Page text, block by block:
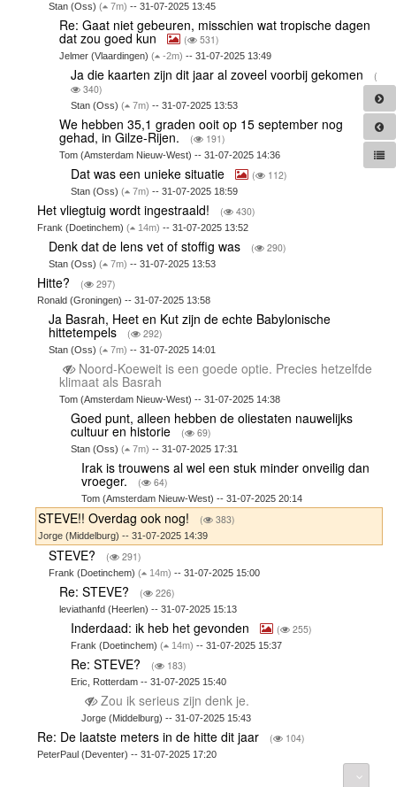
Stan (Oss) ( 7m) -- 31-07-2025 13:45
Re: Gaat niet gebeuren, misschien wat tropische dagen
dat zou goed kun ( 531)
Jelmer (Vlaardingen)( -2m) -- 31-07-2025 13:49
Ja die kaarten zijn dit jaar al zoveel voorbij gekomen
(
340)
Stan (Oss) ( 7m) -- 31-07-2025 13:53
We hebben 35,1 graden ooit op 15 september nog
gehad, in Gilze-Rijen. ( 191)
Tom (Amsterdam Nieuw-West) -- 31-07-2025 14:36
Dat was een unieke situatie ( 112)
Stan (Oss) ( 7m) -- 31-07-2025 18:59
Het vliegtuig wordt ingestraald! ( 430)
Frank (Doetinchem)( 14m) -- 31-07-2025 13:52
Denk dat de lens vet of stoffig was ( 290)
Stan (Oss) ( 7m) -- 31-07-2025 13:53
Hitte? ( 297)
Ronald (Groningen) -- 31-07-2025 13:58
Ja Basrah, Heet en Kut zijn de echte Babylonische
hittetempels ( 292)
Stan (Oss) ( 7m) -- 31-07-2025 14:01
Noord-Koeweit is een goede optie. Precies hetzelfde
klimaat als Basrah
Tom (Amsterdam Nieuw-West) -- 31-07-2025 14:38
Goed punt, alleen hebben de oliestaten nauwelijks
cultuur en historie ( 69)
Stan (Oss) ( 7m) -- 31-07-2025 17:31
Irak is trouwens al wel een stuk minder onveilig dan
vroeger. ( 64)
Tom (Amsterdam Nieuw-West) -- 31-07-2025 20:14
STEVE!! Overdag ook nog! ( 383)
Jorge (Middelburg) -- 31-07-2025 14:39
STEVE? ( 291)
Frank (Doetinchem) ( 14m) -- 31-07-2025 15:00
Re: STEVE? ( 226)
leviathanfd (Heerlen) -- 31-07-2025 15:13
Inderdaad: ik heb het gevonden ( 255)
Frank (Doetinchem) ( 14m) -- 31-07-2025 15:37
Re: STEVE? ( 183)
Eric, Rotterdam -- 31-07-2025 15:40
Zou ik serieus zijn denk je.
Jorge (Middelburg) -- 31-07-2025 15:43
Re: De laatste meters in de hitte dit jaar ( 104)
PeterPaul (Deventer) -- 31-07-2025 17:20